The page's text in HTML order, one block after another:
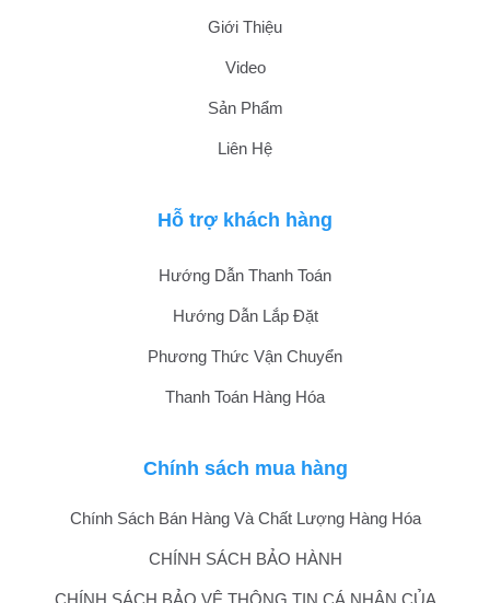
Giới Thiệu
Video
Sản Phẩm
Liên Hệ
Hỗ trợ khách hàng
Hướng Dẫn Thanh Toán
Hướng Dẫn Lắp Đặt
Phương Thức Vận Chuyển
Thanh Toán Hàng Hóa
Chính sách mua hàng
Chính Sách Bán Hàng Và Chất Lượng Hàng Hóa
CHÍNH SÁCH BẢO HÀNH
CHÍNH SÁCH BẢO VỆ THÔNG TIN CÁ NHÂN CỦA